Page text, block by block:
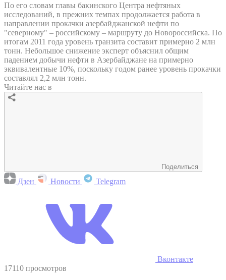
По его словам главы бакинского Центра нефтяных
исследований, в прежних темпах продолжается работа в
направлении прокачки азербайджанской нефти по
"северному" – российскому – маршруту до Новороссийска. По
итогам 2011 года уровень транзита составит примерно 2 млн
тонн. Небольшое снижение эксперт объяснил общим
падением добычи нефти в Азербайджане на примерно
эквивалентные 10%, поскольку годом ранее уровень прокачки
составлял 2,2 млн тонн.
Читайте нас в
Поделиться
Дзен Новости Telegram
Вконтакте
17110 просмотров